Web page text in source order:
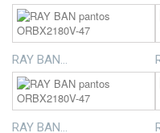
RAY BAN...
RAY BAN...